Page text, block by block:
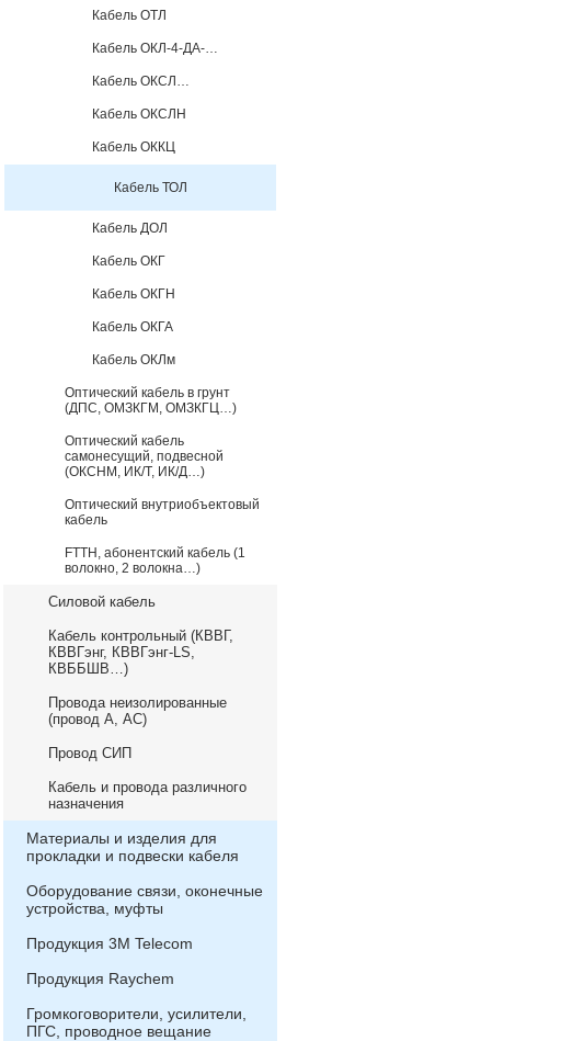
Кабель ОТЛ
Кабель ОКЛ-4-ДА-…
Кабель ОКСЛ…
Кабель ОКСЛН
Кабель ОККЦ
Кабель ТОЛ
Кабель ДОЛ
Кабель ОКГ
Кабель ОКГН
Кабель ОКГА
Кабель ОКЛм
Оптический кабель в грунт
(ДПС, ОМЗКГМ, ОМЗКГЦ…)
Оптический кабель
самонесущий, подвесной
(ОКСНМ, ИК/Т, ИК/Д…)
Оптический внутриобъектовый
кабель
FTTH, абонентский кабель (1
волокно, 2 волокна…)
Силовой кабель
Кабель контрольный (КВВГ,
КВВГэнг, КВВГэнг-LS,
КВББШВ…)
Провода неизолированные
(провод А, АС)
Провод СИП
Кабель и провода различного
назначения
Материалы и изделия для
прокладки и подвески кабеля
Оборудование связи, оконечные
устройства, муфты
Продукция 3М Telecom
Продукция Raychem
Громкоговорители, усилители,
ПГС, проводное вещание